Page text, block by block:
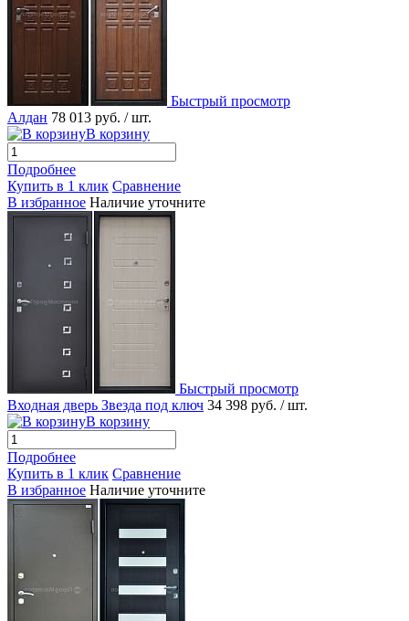
Быстрый просмотр
Алдан 78 013 руб. / шт.
В корзину
Подробнее
Купить в 1 клик Сравнение
В избранное Наличие уточните
Быстрый просмотр
Входная дверь Звезда под ключ 34 398 руб. / шт.
В корзину
Подробнее
Купить в 1 клик Сравнение
В избранное Наличие уточните